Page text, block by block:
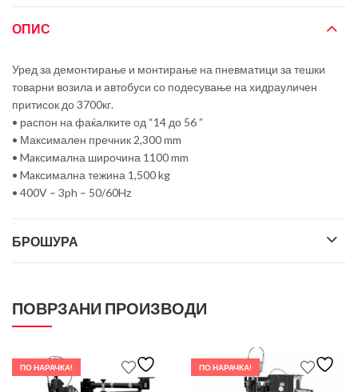
ОПИС
Уред за демонтирање и монтирање на пневматици за тешки
товарни возила и автобуси со подесување на хидрауличен
притисок до 3700кг.
• распон на фаќалките од “14 до 56 ”
• Максимален пречник 2,300 mm
• Maксимална широчина 1100 mm
• Maксимална тежина 1,500 kg
• 400V – 3ph – 50/60Hz
БРОШУРА
ПОВРЗАНИ ПРОИЗВОДИ
ПО НАРАЧКА! ПО НАРАЧКА!